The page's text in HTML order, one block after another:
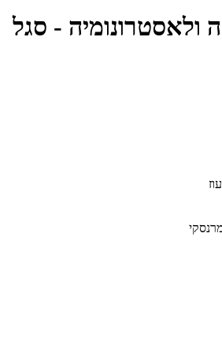
ולאסטרונומיה - סגל